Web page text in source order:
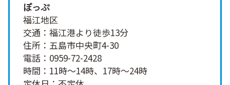
ぽっぷ
福江地区
交通：福江港より徒歩13分
住所：五島市中央町4-30
電話：0959-72-2428
時間：11時～14時、17時～24時